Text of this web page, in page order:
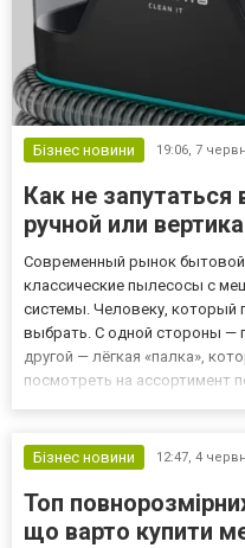
Бізнес новини 19:06, 7
Как не
ручной или
Современный рынок бытовой
классические пылесосы с
системы. Человеку, который
выбрать. С одной стороны —
другой — лёгкая «палка»,
посмотреть на ассортимент
Бізнес новини
12:47, 4
Топ
що варто купити